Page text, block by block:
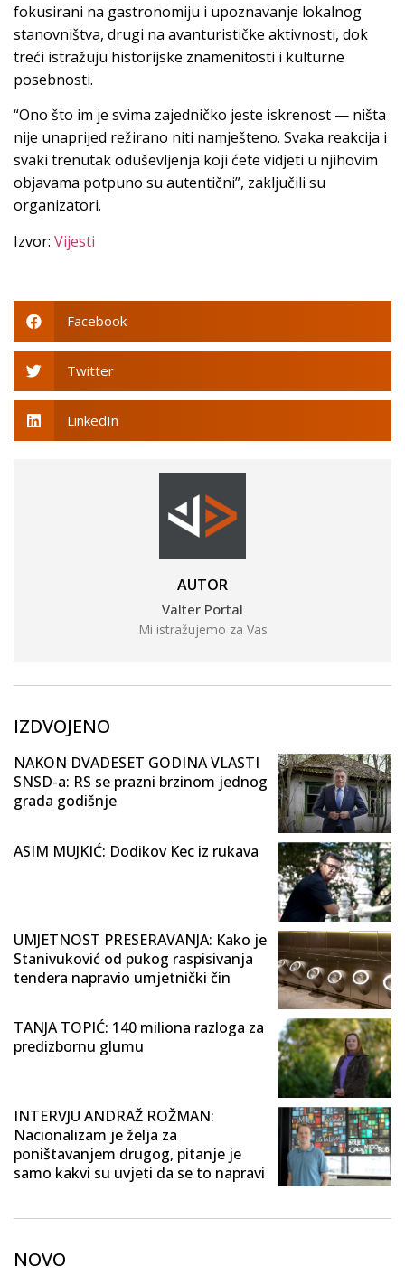
fokusirani na gastronomiju i upoznavanje lokalnog
stanovništva, drugi na avanturističke aktivnosti, dok
treći istražuju historijske znamenitosti i kulturne
posebnosti.
“Ono što im je svima zajedničko jeste iskrenost — ništa
nije unaprijed režirano niti namješteno. Svaka reakcija i
svaki trenutak oduševljenja koji ćete vidjeti u njihovim
objavama potpuno su autentični”, zaključili su
organizatori.
Izvor: Vijesti
Facebook
Twitter
LinkedIn
AUTOR
Valter Portal
Mi istražujemo za Vas
IZDVOJENO
NAKON DVADESET GODINA VLASTI
SNSD-a: RS se prazni brzinom jednog
grada godišnje
ASIM MUJKIĆ: Dodikov Kec iz rukava
UMJETNOST PRESERAVANJA: Kako je
Stanivuković od pukog raspisivanja
tendera napravio umjetnički čin
TANJA TOPIĆ: 140 miliona razloga za
predizbornu glumu
INTERVJU ANDRAŽ ROŽMAN:
Nacionalizam je želja za
poništavanjem drugog, pitanje je
samo kakvi su uvjeti da se to napravi
NOVO